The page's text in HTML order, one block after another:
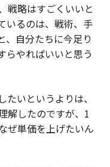
戦略はすごくいいと
いるのは、戦術、手
、自分たちに今足り
らやればいいと思う
いというよりは、
解したのですが、1
ぜ単価を上げたいん